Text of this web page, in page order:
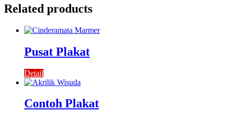
Related products
Pusat Plakat
Detail
Contoh Plakat